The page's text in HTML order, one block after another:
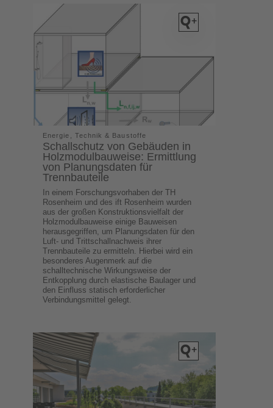
Energie, Technik & Baustoffe
Schallschutz von Gebäuden in
Holzmodulbauweise: Ermittlung
von Planungsdaten für
Trennbauteile
In einem Forschungsvorhaben der TH
Rosenheim und des ift Rosenheim wurden
aus der großen Konstruktionsvielfalt der
Holzmodulbauweise einige Bauweisen
herausgegriffen, um Planungsdaten für den
Luft- und Trittschallnachweis ihrer
Trennbauteile zu ermitteln. Hierbei wird ein
besonderes Augenmerk auf die
schalltechnische Wirkungsweise der
Entkopplung durch elastische Baulager und
den Einfluss statisch erforderlicher
Verbindungsmittel gelegt.